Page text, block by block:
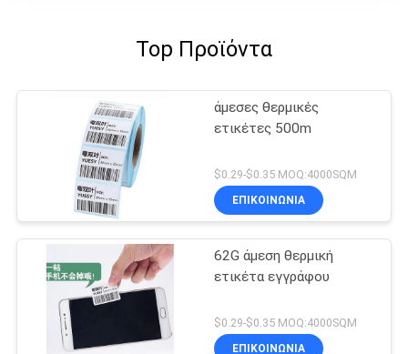
Top Προϊόντα
άμεσες θερμικές
ετικέτες 500m
$0.29-$0.35 MOQ:4000SQM
ΕΠΙΚΟΙΝΩΝΙΑ
62G άμεση θερμική
ετικέτα εγγράφου
$0.29-$0.35 MOQ:4000SQM
ΕΠΙΚΟΙΝΩΝΙΑ